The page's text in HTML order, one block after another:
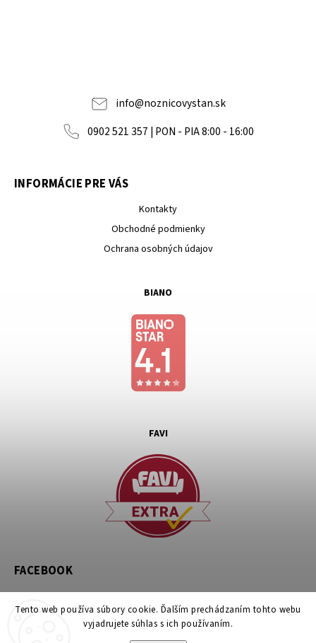
Tento web používa súbory cookie. Ďalším prechádzaním tohto webu
vyjadrujete súhlas s ich používaním.
info@noznicovystan.sk
0902 521 357 | PON - PIA 8:00 - 16:00
INFORMÁCIE PRE VÁS
Kontakty
Obchodné podmienky
Ochrana osobných údajov
BIANO
FAVI
FACEBOOK